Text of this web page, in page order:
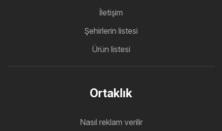
İletişim
Şehirlerin listesi
Ürün listesi
Ortaklık
Nasıl reklam verilir